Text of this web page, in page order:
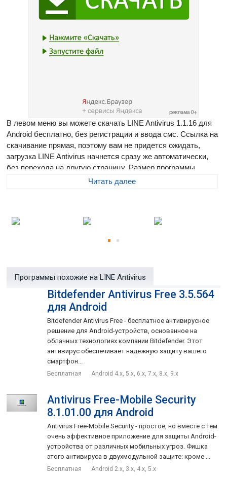
В левом меню вы можете скачать LINE Antivirus 1.1.16 для
Android бесплатно, без регистрации и ввода смс. Ссылка на
скачивание прямая, поэтому вам не придется ожидать,
загрузка LINE Antivirus начнется сразу же автоматически,
без перехода на другую страницу. Размер программы
устройств на базе ОС Android. Особенностью этого
потреблении ресурсов устройства, при этом
обеспечивается надежная защита от нежелательного и
вирусного ПО.
LINE Antivirus
Real-time Monitoring (мониторинг в режиме реального
времени), Start Scan (сканирование устройства) и Privacy
Advisor (советник безопасности). Понятно, что режим Real-
time Monitoring помогает защитить Вас при обычном
серфинге в интернете, установке программ, подключении
его попадания на смартфон или планшет.
Относительно сканирования, то тут присутствуют быстрый
режим Quick Mode и полный Full Mode. Вообще, пожалуй,
первое, что стоит сделать после установкиLINE Antivirus
так это как раз полное глубокое сканирование, которое
выявит вирусы в системе. Кроме того, рекомендуется с
определенной периодичностью сканировать девайс на
Читать далее
Программы похожие на LINE Antivirus
Bitdefender Antivirus Free 3.5.564
для Android
Bitdefender Antivirus Free - бесплатное антивирусное
решение для Android-устройств, основанное на
облачных технологиях компании Bitdefender. Этот
антивирус обеспечивает надежную защиту вашего
смартфон...
Бесплатная Android 4.x, 5.x, 6.x, 7.x, 8.x, 9.x
Antivirus Free-Mobile Security
8.1.01.00 для Android
Antivirus Free-Mobile Security - простое, но вместе с тем
очень эффективное приложение для защиты Android-
устройства от различных мобильных угроз. Фишка
этого антивируса в двухмодульной защите: кроме ...
Бесплатная Android 2.x, 3.x, 4.x, 5.x